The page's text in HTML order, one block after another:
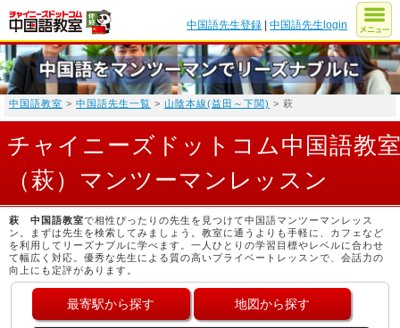
中国語先生登録 |中国語先生login
中国語教室 > 中国語先生一覧 > 山陰本線(益田～下関) > 萩
チャイニーズドットコム中国語教
（萩）マンツーマンレッスン
萩 中国語教室で相性ぴったりの先生を見つけて中国語マンツーマンレッス
ン。まずは先生を検索してみましょう。教室に通うよりも手軽に、カフェなど
を利用してリーズナブルに学べます。一人ひとりの学習目標やレベルに合わせ
て幅広く対応。優秀な先生による質の高いプライベートレッスンで、会話力の
向上にも定評があります。
最寄駅から探す 地図から探す